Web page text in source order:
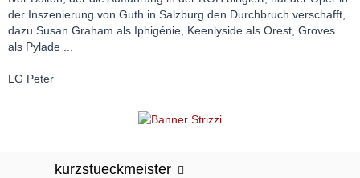
der Inszenierung von Guth in Salzburg den Durchbruch verschafft,
dazu Susan Graham als Iphigénie, Keenlyside als Orest, Groves
als Pylade ...
LG Peter
kurzstueckmeister